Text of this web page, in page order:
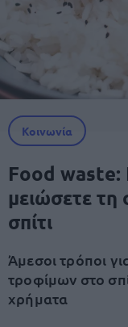
Κοινωνία
Food waste:
μειώσετε
σπίτι
Άμεσοι τρόποι
τροφίμων στο
χρήματα